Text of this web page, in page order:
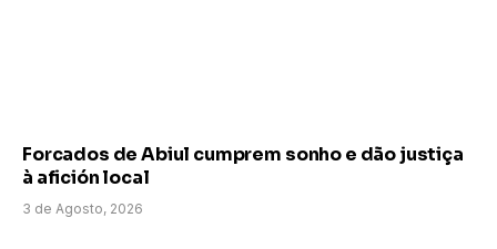
Forcados de Abiul cumprem sonho e dão justiça
à afición local
3 de Agosto, 2026